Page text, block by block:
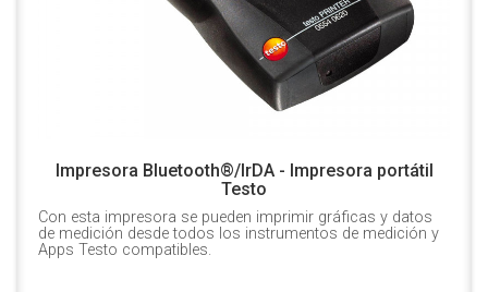
Impresora Bluetooth®/IrDA - Impresora portátil
Testo
Con esta impresora se pueden imprimir gráficas y datos
de medición desde todos los instrumentos de medición y
Apps Testo compatibles.